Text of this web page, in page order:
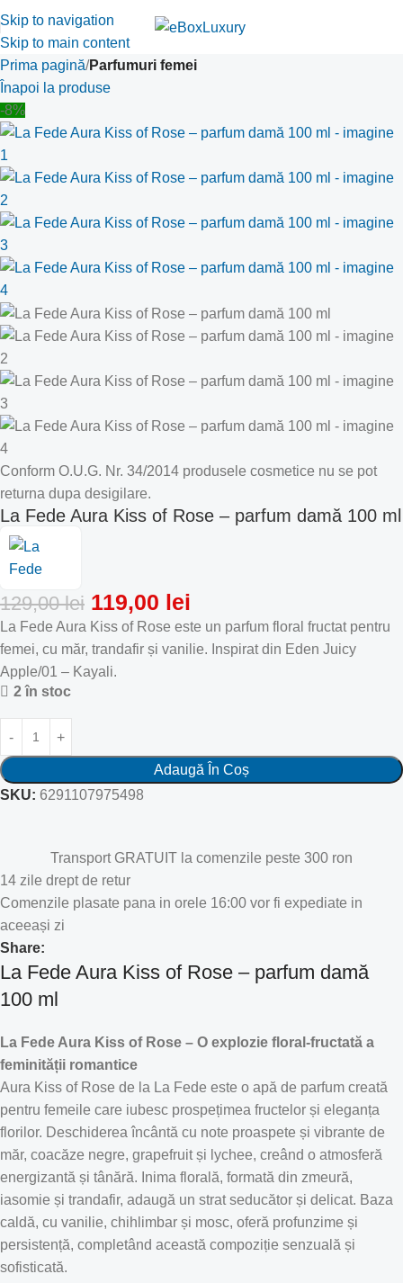
Skip to navigation
Skip to main content
Prima pagină Parfumuri femei
Înapoi la produse
-8%
Conform O.U.G. Nr. 34/2014 produsele cosmetice nu se pot
returna dupa desigilare.
La Fede Aura Kiss of Rose – parfum damă 100 ml
129,00lei 119,00 lei
La Fede Aura Kiss of Rose este un parfum floral fructat pentru
femei, cu măr, trandafir și vanilie. Inspirat din Eden Juicy
Apple/01 – Kayali.
2 în stoc
Adaugă În Coș
SKU: 6291107975498
Transport GRATUIT la comenzile peste 300 ron
14 zile drept de retur
Comenzile plasate pana in orele 16:00 vor fi expediate in
aceeași zi
Share:
La Fede Aura Kiss of Rose – parfum damă
100 ml
La Fede Aura Kiss of Rose – O explozie floral-fructată a
feminității romantice
Aura Kiss of Rose de la La Fede este o apă de parfum creată
pentru femeile care iubesc prospețimea fructelor și eleganța
florilor. Deschiderea încântă cu note proaspete și vibrante de
măr, coacăze negre, grapefruit și lychee, creând o atmosferă
energizantă și tânără. Inima florală, formată din zmeură,
iasomie și trandafir, adaugă un strat seducător și delicat. Baza
caldă, cu vanilie, chihlimbar și mosc, oferă profunzime și
persistență, completând această compoziție senzuală și
sofisticată.